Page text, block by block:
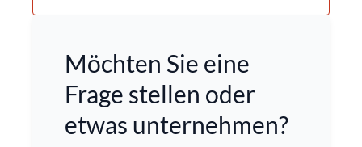
Möchten Sie eine
Frage stellen oder
etwas unternehmen?